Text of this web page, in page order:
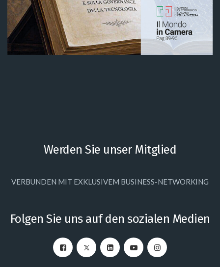
Werden Sie unser Mitglied
VERBUNDEN MIT EXKLUSIVEM BUSINESS-NETWORKING
Folgen Sie uns auf den sozialen Medien